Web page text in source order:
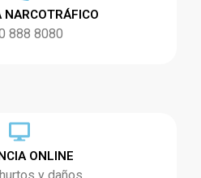
NARCOTRÁFICO
888 8080
ONLINE